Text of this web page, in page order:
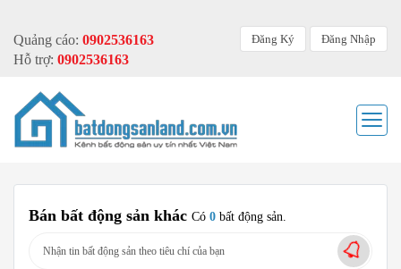
Quảng cáo: 0902536163
Hỗ trợ: 0902536163
Đăng Ký Đăng Nhập
Bán bất động sản khác Có 0 bất động sản.
Nhận tin bất động sản theo tiêu chí của bạn